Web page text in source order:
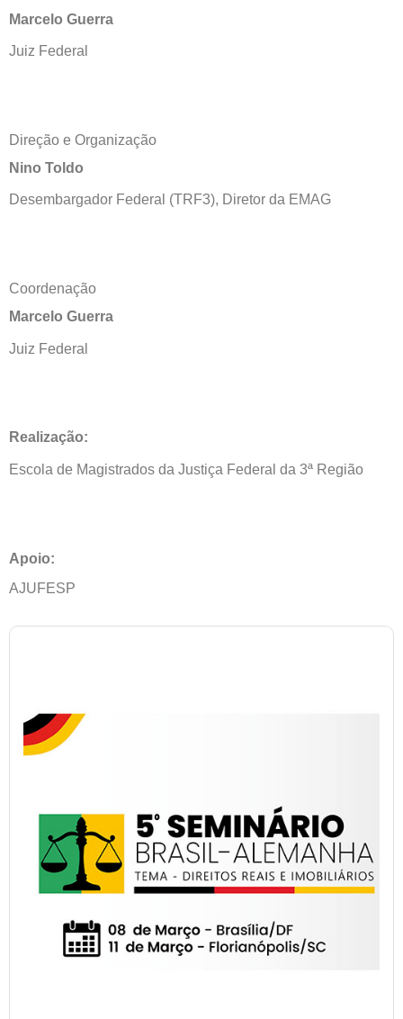
Marcelo Guerra
Juiz Federal
Direção e Organização
Nino Toldo
Desembargador Federal (TRF3), Diretor da EMAG
Coordenação
Marcelo Guerra
Juiz Federal
Realização:
Escola de Magistrados da Justiça Federal da 3ª Região
Apoio:
AJUFESP